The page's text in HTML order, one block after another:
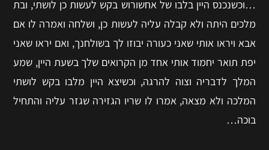
…וכשנכנס היין בלבו של אחשורוש בקש לעשות כן לושתי, ובת
מלכים היתה ולא קבלה עליה לעשות כן, ושלחה ואמרה לו אם
אבא ויראו אותי שאני כעורה יבוזו לך בשולחנך, ואם יראו שאני
יפת תואר יחמוד אותי אחד מן הקרואים שלך בשעת היין, שמע
המלך לדבריה וצוה להרגה, וכשיצא היין מלבו בקש לושתי
המלכה ולא מצאה, אמרו לו שריו הגזירה שגזר עליה והתחיל
בוכה…